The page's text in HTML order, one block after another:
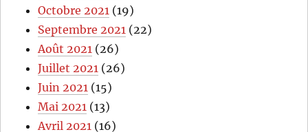
Octobre 2021 (19)
Septembre 2021 (22)
Août 2021 (26)
Juillet 2021 (26)
Juin 2021 (15)
Mai 2021 (13)
Avril 2021 (16)